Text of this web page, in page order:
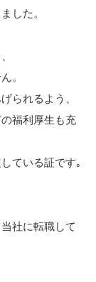
した。
。
られるよう、
福利厚生も充
ている証です｡
社に転職して